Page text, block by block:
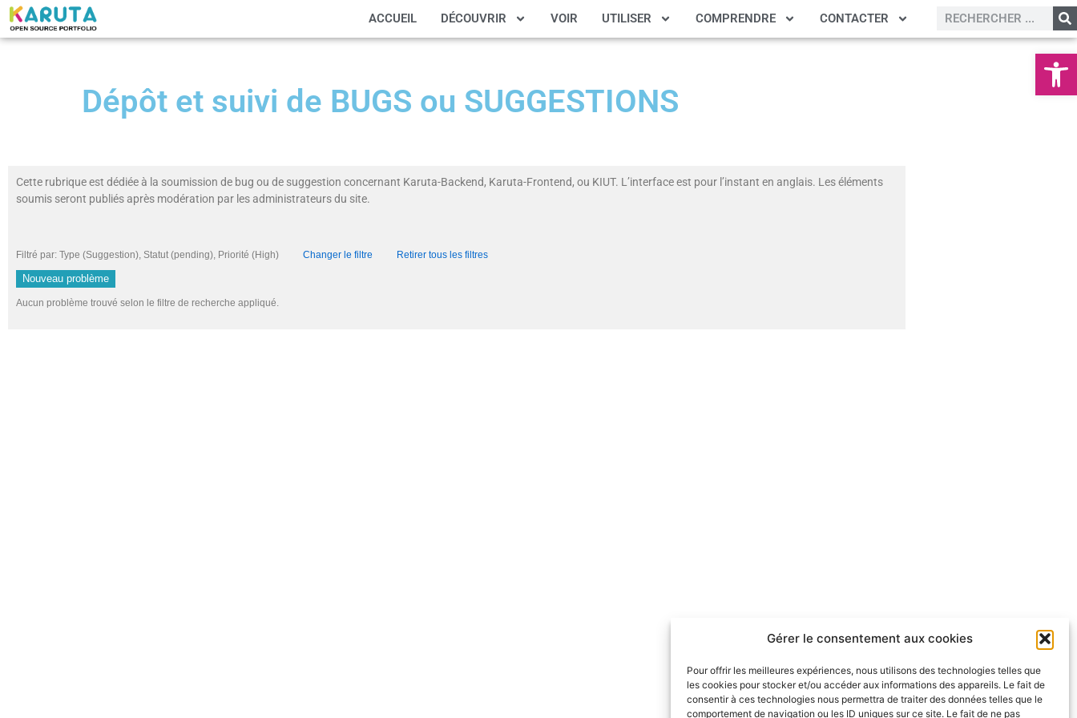
Ouvrir
Gérer le consentement aux cookies
Pour offrir les meilleures expériences, nous utilisons des technologies telles que
les cookies pour stocker et/ou accéder aux informations des appareils. Le fait de
consentir à ces technologies nous permettra de traiter des données telles que le
comportement de navigation ou les ID uniques sur ce site. Le fait de ne pas
ACCUEIL DÉCOUVRIR VOIR UTILISER COMPRENDRE CONTACTER
Dépôt et suivi de BUGS ou SUGGESTIONS
Cette rubrique est dédiée à la soumission de bug ou de suggestion concernant Karuta-Backend, Karuta-Frontend, ou KIUT. L’interface est pour l’instant en anglais. Les éléments
soumis seront publiés après modération par les administrateurs du site.
Filtré par: Type (Suggestion), Statut (pending), Priorité (High) Changer le filtre Retirer tous les filtres
Nouveau problème
Aucun problème trouvé selon le filtre de recherche appliqué.